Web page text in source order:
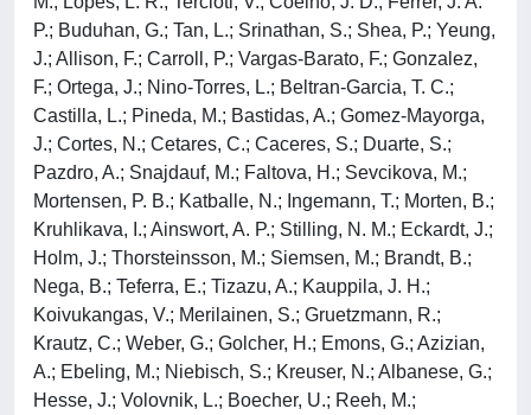
P.; Buduhan, G.; Tan, L.; Srinathan, S.; Shea, P.; Yeung,
J.; Allison, F.; Carroll, P.; Vargas-Barato, F.; Gonzalez,
F.; Ortega, J.; Nino-Torres, L.; Beltran-Garcia, T. C.;
Castilla, L.; Pineda, M.; Bastidas, A.; Gomez-Mayorga,
J.; Cortes, N.; Cetares, C.; Caceres, S.; Duarte, S.;
Pazdro, A.; Snajdauf, M.; Faltova, H.; Sevcikova, M.;
Mortensen, P. B.; Katballe, N.; Ingemann, T.; Morten, B.;
Kruhlikava, I.; Ainswort, A. P.; Stilling, N. M.; Eckardt, J.;
Holm, J.; Thorsteinsson, M.; Siemsen, M.; Brandt, B.;
Nega, B.; Teferra, E.; Tizazu, A.; Kauppila, J. H.;
Koivukangas, V.; Merilainen, S.; Gruetzmann, R.;
Krautz, C.; Weber, G.; Golcher, H.; Emons, G.; Azizian,
A.; Ebeling, M.; Niebisch, S.; Kreuser, N.; Albanese, G.;
Hesse, J.; Volovnik, L.; Boecher, U.; Reeh, M.;